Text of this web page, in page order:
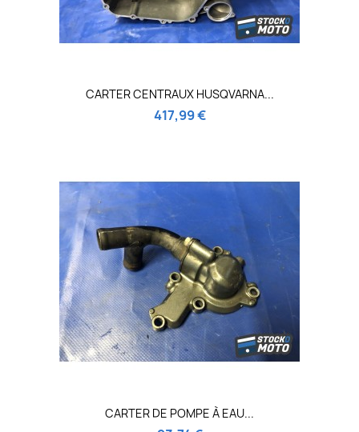
CARTER CENTRAUX HUSQVARNA...
417,99 €
CARTER DE POMPE À EAU...